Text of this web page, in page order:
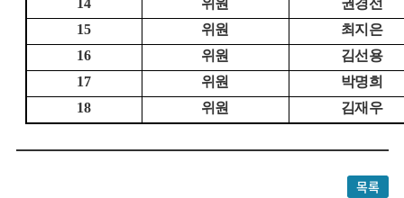
14
위원
권경선
15
위원
최지은
16
위원
김선용
17
위원
박명희
18
위원 김재우
목록